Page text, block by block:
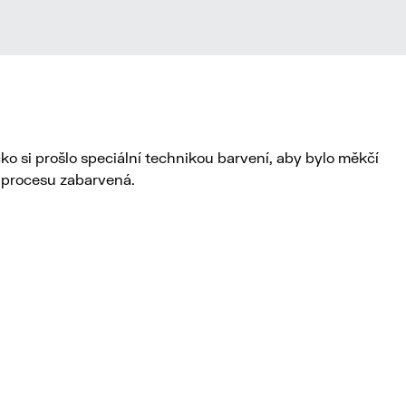
si prošlo speciální technikou barvení, aby bylo měkčí
zabarvená.